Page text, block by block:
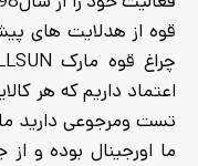
قوه از هدلایت های
تست ومرجوعی دارید